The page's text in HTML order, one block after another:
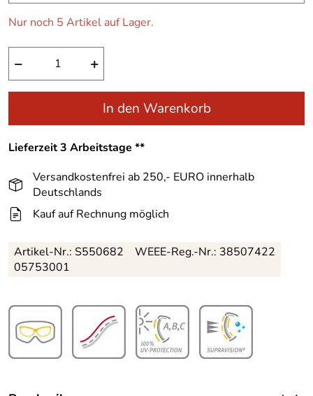
Nur noch 5 Artikel auf Lager.
− +
In den Warenkorb
Lieferzeit 3 Arbeitstage **
Versandkostenfrei ab 250,- EURO innerhalb
Deutschlands
Kauf auf Rechnung möglich
Artikel-Nr.: S550682
05753001
WEEE-Reg.-Nr.: 38507422